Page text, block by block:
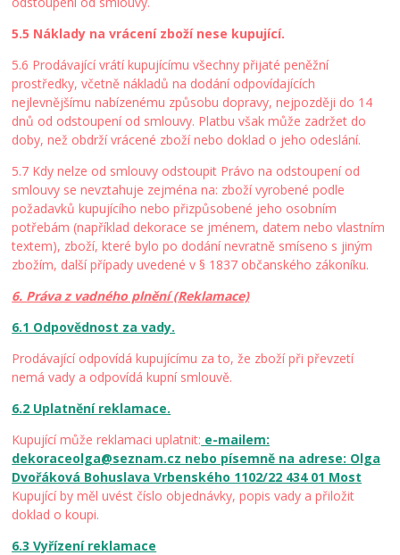
5.5 Náklady na vrácení zboží nese kupující.
5.6 Prodávající vrátí kupujícímu všechny přijaté peněžní
prostředky, včetně nákladů na dodání odpovídajících
nejlevnějšímu nabízenému způsobu dopravy, nejpozději do 14
dnů od odstoupení od smlouvy. Platbu však může zadržet do
doby, než obdrží vrácené zboží nebo doklad o jeho odeslání.
5.7 Kdy nelze od smlouvy odstoupit Právo na odstoupení od
smlouvy se nevztahuje zejména na: zboží vyrobené podle
požadavků kupujícího nebo přizpůsobené jeho osobním
potřebám (například dekorace se jménem, datem nebo vlastním
textem), zboží, které bylo po dodání nevratně smíseno s jiným
zbožím, další případy uvedené v § 1837 občanského zákoníku.
6. Práva z vadného plnění (Reklamace)
6.1 Odpovědnost za vady.
Prodávající odpovídá kupujícímu za to, že zboží při převzetí
nemá vady a odpovídá kupní smlouvě.
6.2 Uplatnění reklamace.
Kupující může reklamaci uplatnit: e-mailem:
dekoraceolga@seznam.cz nebo písemně na adrese: Olga
Dvořáková Bohuslava Vrbenského 1102/22 434 01 Most
Kupující by měl uvést číslo objednávky, popis vady a přiložit
doklad o koupi.
6.3 Vyřízení reklamace